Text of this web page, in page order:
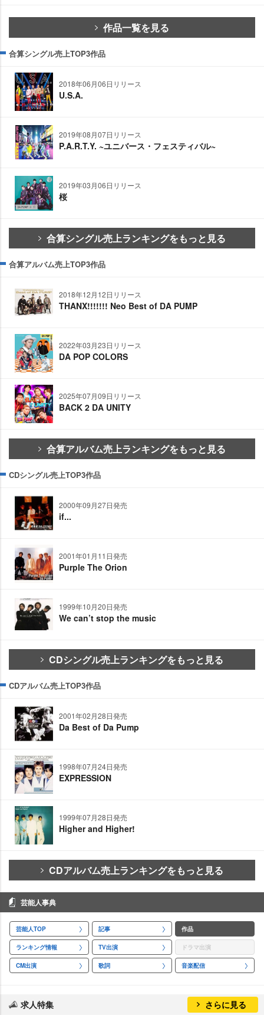
作品一覧を見る
合算シングル売上TOP3作品
2018年06月06日リリース
U.S.A.
2019年08月07日リリース
P.A.R.T.Y. ~ユニバース・フェスティバル~
2019年03月06日リリース
桜
合算シングル売上ランキングをもっと見る
合算アルバム売上TOP3作品
2018年12月12日リリース
THANX!!!!!!! Neo Best of DA PUMP
2022年03月23日リリース
DA POP COLORS
2025年07月09日リリース
BACK 2 DA UNITY
合算アルバム売上ランキングをもっと見る
CDシングル売上TOP3作品
2000年09月27日発売
if...
2001年01月11日発売
Purple The Orion
1999年10月20日発売
We can’t stop the music
CDシングル売上ランキングをもっと見る
CDアルバム売上TOP3作品
2001年02月28日発売
Da Best of Da Pump
1998年07月24日発売
EXPRESSION
1999年07月28日発売
Higher and Higher!
CDアルバム売上ランキングをもっと見る
芸能人事典
芸能人TOP 記事 作品
ランキング情報 TV出演 ドラマ出演
CM出演 歌詞 音楽配信
求人特集 さらに見る